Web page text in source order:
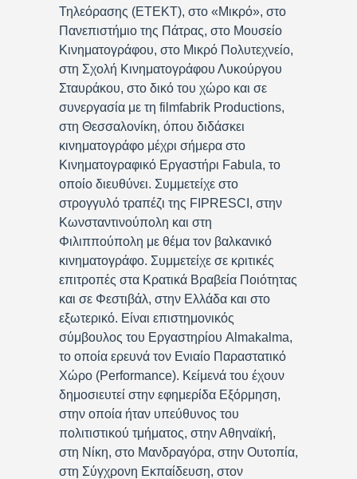
Τηλεόρασης (ΕΤΕΚΤ), στο «Μικρό», στο
Πανεπιστήμιο της Πάτρας, στο Μουσείο
Κινηματογράφου, στο Μικρό Πολυτεχνείο,
στη Σχολή Κινηματογράφου Λυκούργου
Σταυράκου, στο δικό του χώρο και σε
συνεργασία με τη filmfabrik Productions,
στη Θεσσαλονίκη, όπου διδάσκει
κινηματογράφο μέχρι σήμερα στο
Κινηματογραφικό Εργαστήρι Fabula, το
οποίο διευθύνει. Συμμετείχε στο
στρογγυλό τραπέζι της FIPRESCI, στην
Κωνσταντινούπολη και στη
Φιλιππούπολη με θέμα τον βαλκανικό
κινηματογράφο. Συμμετείχε σε κριτικές
επιτροπές στα Κρατικά Βραβεία Ποιότητας
και σε Φεστιβάλ, στην Ελλάδα και στο
εξωτερικό. Είναι επιστημονικός
σύμβουλος του Εργαστηρίου Almakalma,
το οποία ερευνά τον Ενιαίο Παραστατικό
Χώρο (Performance). Κείμενά του έχουν
δημοσιευτεί στην εφημερίδα Εξόρμηση,
στην οποία ήταν υπεύθυνος του
πολιτιστικού τμήματος, στην Αθηναϊκή,
στη Νίκη, στο Μανδραγόρα, στην Ουτοπία,
στη Σύγχρονη Εκπαίδευση, στον